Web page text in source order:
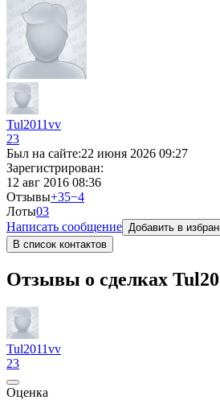
Tul2011vv
23
Был на сайте:22 июня 2026 09:27
Зарегистрирован:
12 авг 2016 08:36
Отзывы+35−4
Лоты03
Написать сообщение Добавить в
В список контактов
Отзывы о сделках
Tul2011vv
23
Оценка